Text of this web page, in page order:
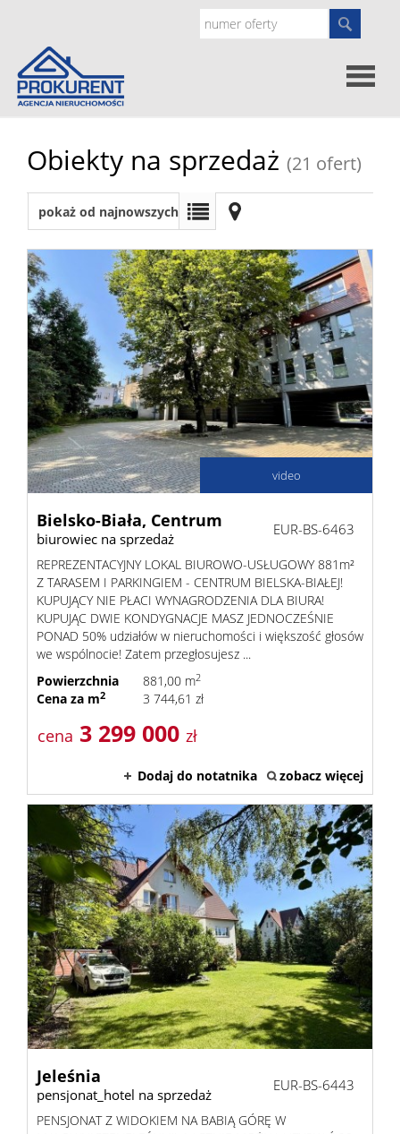
Strona
główna
prawne
O
nas
Zgłoś
Zgłoś
Obiekty na sprzedaż (21 ofert)
pokaż od najnowszych
video
Bielsko-Biała, Centrum
biurowiec na sprzedaż
EUR-BS-6463
REPREZENTACYJNY LOKAL BIUROWO-USŁUGOWY 881m²
Z TARASEM I PARKINGIEM - CENTRUM BIELSKA-BIAŁEJ!
KUPUJĄCY NIE PŁACI WYNAGRODZENIA DLA BIURA!
KUPUJĄC DWIE KONDYGNACJE MASZ JEDNOCZEŚNIE
PONAD 50% udziałów w nieruchomości i większość głosów
we wspólnocie! Zatem przegłosujesz ...
Powierzchnia
881,00 m2
Cena za m2 3 744,61 zł
cena 3 299 000 zł
Dodaj do notatnika zobacz więcej
Jeleśnia
pensjonat_hotel na sprzedaż
EUR-BS-6443
PENSJONAT Z WIDOKIEM NA BABIĄ GÓRĘ W